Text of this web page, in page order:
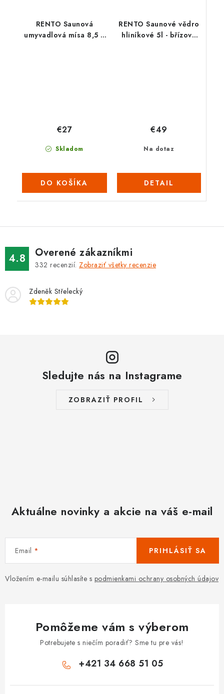
RENTO Saunová
umyvadlová mísa 8,5 L
Skladom
€27
DO KOŠÍKA
RENTO Saunové vědro
hliníkové 5l - břízově
Na dotaz
€49
DETAIL
4.8 Overené zákazníkmi
332 recenzií. Zobraziť všetky recenzie
Zdeněk Střelecký
Sledujte nás na Instagrame
ZOBRAZIŤ PROFIL
Aktuálne novinky a akcie na váš e-mail
Email
Vložením e-mailu súhlasíte s podmienkami ochrany osobných údajov
PRIHLÁSIŤ SA
Pomôžeme vám s výberom
Potrebujete s niečím poradiť? Sme tu pre vás!
+421 34 668 51 05